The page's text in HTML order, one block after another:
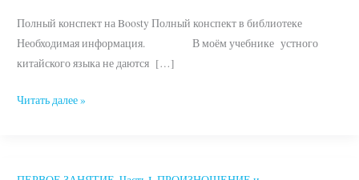
Полный конспект на Boosty Полный конспект в библиотеке
Необходимая информация. В моём учебнике устного
китайского языка не даются […]
Читать далее »